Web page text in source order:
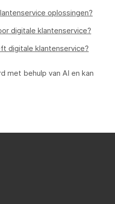
oplossingen?
digitale klantenservice?
digitale klantenservice?
met behulp van AI en kan